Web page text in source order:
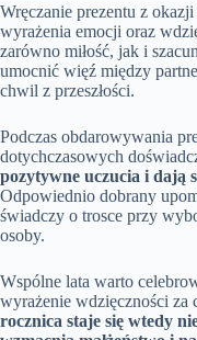
Wręczanie prezentu z
wyrażenia emocji oraz
zarówno miłość, jak i
umocnić więź między
chwil z przeszłości.
Podczas obdarowywania
dotychczasowych
pozytywne uczucia i dają
Odpowiednio dobrany
świadczy o trosce przy
osoby.
Wspólne lata warto
wyrażenie wdzięczności za
rocznica staje się wtedy